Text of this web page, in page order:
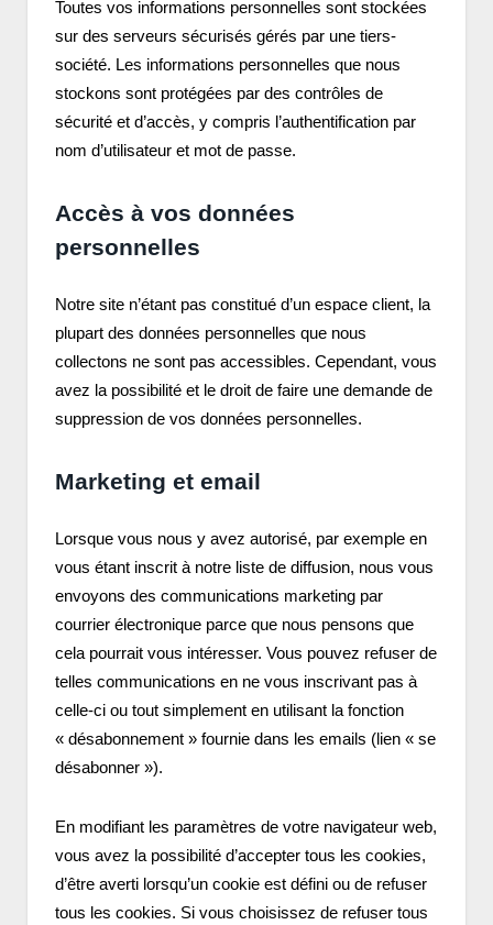
Toutes vos informations personnelles sont stockées
sur des serveurs sécurisés gérés par une tiers-
société. Les informations personnelles que nous
stockons sont protégées par des contrôles de
sécurité et d’accès, y compris l’authentification par
nom d’utilisateur et mot de passe.
Accès à vos données
personnelles
Notre site n’étant pas constitué d’un espace client, la
plupart des données personnelles que nous
collectons ne sont pas accessibles. Cependant, vous
avez la possibilité et le droit de faire une demande de
suppression de vos données personnelles.
Marketing et email
Lorsque vous nous y avez autorisé, par exemple en
vous étant inscrit à notre liste de diffusion, nous vous
envoyons des communications marketing par
courrier électronique parce que nous pensons que
cela pourrait vous intéresser. Vous pouvez refuser de
telles communications en ne vous inscrivant pas à
celle-ci ou tout simplement en utilisant la fonction
« désabonnement » fournie dans les emails (lien « se
désabonner »).
En modifiant les paramètres de votre navigateur web,
vous avez la possibilité d’accepter tous les cookies,
d’être averti lorsqu’un cookie est défini ou de refuser
tous les cookies. Si vous choisissez de refuser tous